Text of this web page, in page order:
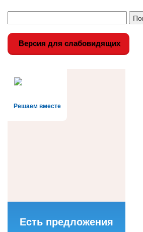
Версия для слабовидящих
Решаем вместе
Есть предложения